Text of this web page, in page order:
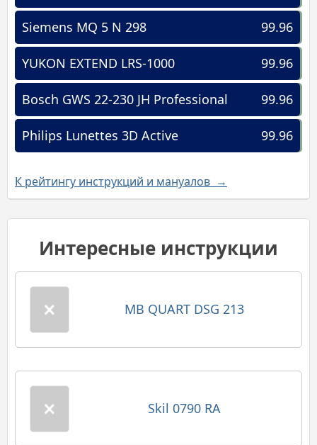
99.96
Siemens MQ 5 N 298
99.96
YUKON EXTEND LRS-1000
99.96
Bosch GWS 22-230 JH Professional
99.96
Philips Lunettes 3D Active
К рейтингу инструкций и мануалов →
Интересные инструкции
MB QUART DSG 213
Skil 0790 RA